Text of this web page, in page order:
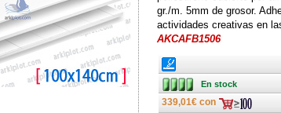
gr./m. 5mm de grosor.
actividades creativas en
AKCAFB1506
Ancho
En stock En stock
339,01€ con